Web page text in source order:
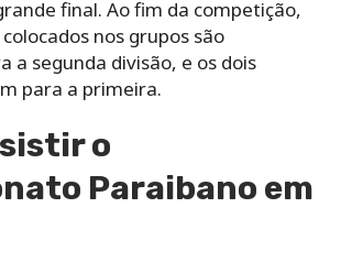
final. Ao fim da competição,
nos grupos são
a segunda divisão, e os dois
para a primeira.
o
Paraibano em